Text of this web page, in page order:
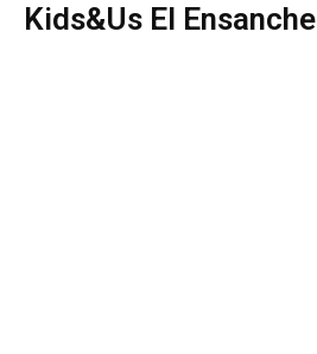
Kids&Us El Ensanche